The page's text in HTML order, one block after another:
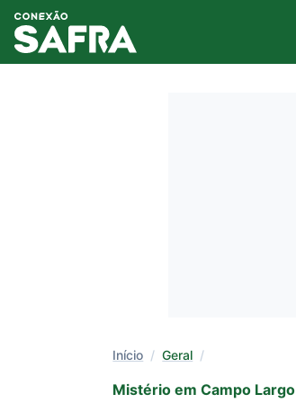
Início /Geral /
Mistério em Campo Largo